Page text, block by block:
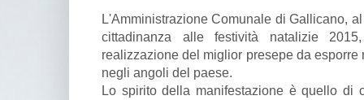
L'Amministrazione Comunale di Gallicano,
cittadinanza alle festività natalizie
realizzazione del miglior presepe da
negli angoli del paese.
Lo spirito della manifestazione è quello di